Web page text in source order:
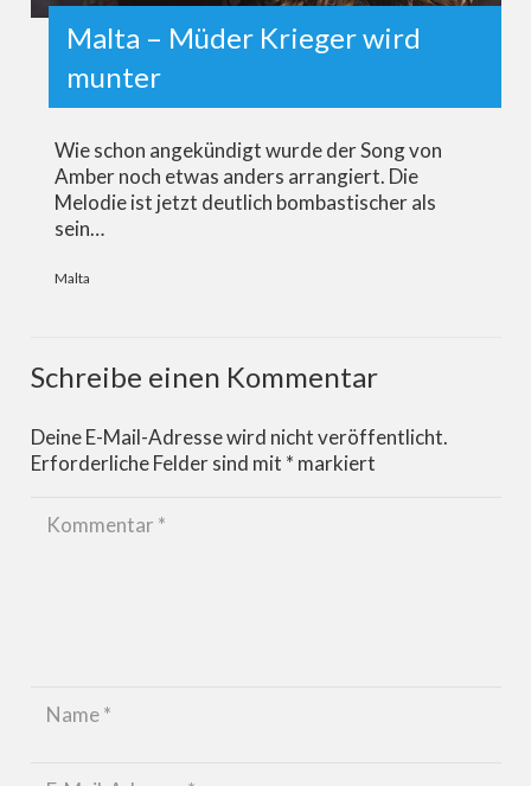
Malta – Müder Krieger wird
munter
Wie schon angekündigt wurde der Song von
Amber noch etwas anders arrangiert. Die
Melodie ist jetzt deutlich bombastischer als
sein…
Malta
Schreibe einen Kommentar
Deine E-Mail-Adresse wird nicht veröffentlicht.
Erforderliche Felder sind mit * markiert